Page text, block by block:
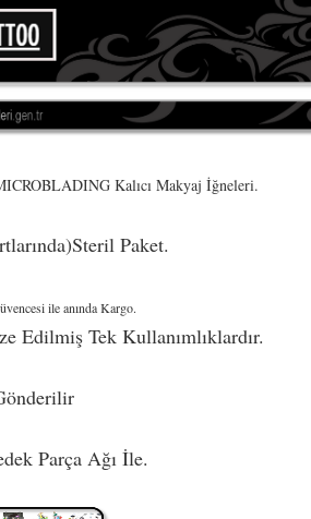
Kalıcı Makyaj İğneleri.
Paket.
ile anında Kargo.
Edilmiş Tek Kullanımlıklardır.
Parça Ağı İle.